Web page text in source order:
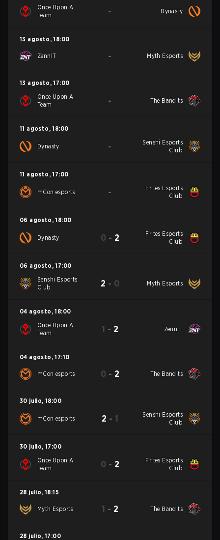
Once Upon A
Team
- Dynasty
13 agosto , 18:00
ZennIT - Myth Esports
13 agosto , 17:00
Once Upon A
Team
- The Bandits
11 agosto , 18:00
Dynasty -
Senshi Esports
Club
11 agosto , 17:00
mCon esports -
Frites Esports
Club
06 agosto , 18:00
Dynasty 0 - 2
Frites Esports
Club
06 agosto , 17:00
Senshi Esports
Club
2 - 0 Myth Esports
04 agosto , 18:00
Once Upon A
Team
1 - 2 ZennIT
04 agosto , 17:10
mCon esports 0 - 2 The Bandits
30 julio, 18:00
mCon esports 2 - 1
Senshi Esports
Club
30 julio, 17:00
Once Upon A
Team
0 - 2
Frites Esports
Club
28 julio, 18:15
Myth Esports 1 - 2 The Bandits
28 julio, 17:00